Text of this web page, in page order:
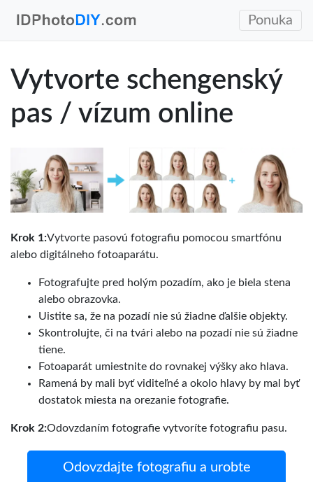
Ponuka
Vytvorte schengenský
pas / vízum online
Krok 1:Vytvorte pasovú fotografiu pomocou smartfónu
alebo digitálneho fotoaparátu.
Fotografujte pred holým pozadím, ako je biela stena
alebo obrazovka.
Uistite sa, že na pozadí nie sú žiadne ďalšie objekty.
Skontrolujte, či na tvári alebo na pozadí nie sú žiadne
tiene.
Fotoaparát umiestnite do rovnakej výšky ako hlava.
Ramená by mali byť viditeľné a okolo hlavy by mal byť
dostatok miesta na orezanie fotografie.
Krok 2:Odovzdaním fotografie vytvoríte fotografiu pasu.
Odovzdajte fotografiu a urobte